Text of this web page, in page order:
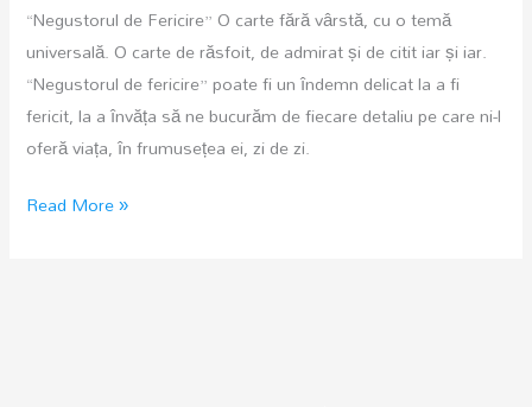
“Negustorul de Fericire” O carte fără vârstă, cu o temă
universală. O carte de răsfoit, de admirat și de citit iar și iar.
“Negustorul de fericire” poate fi un îndemn delicat la a fi
fericit, la a învăța să ne bucurăm de fiecare detaliu pe care ni-l
oferă viața, în frumusețea ei, zi de zi.
El
Read More »